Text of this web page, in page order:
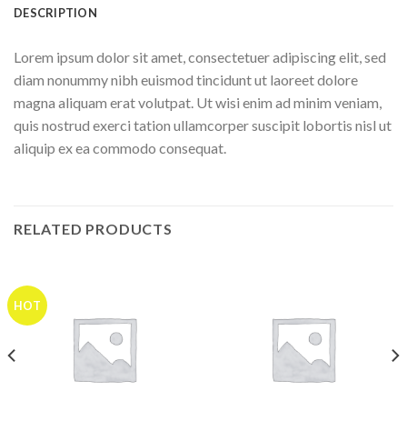
DESCRIPTION
Lorem ipsum dolor sit amet, consectetuer adipiscing elit, sed
diam nonummy nibh euismod tincidunt ut laoreet dolore
magna aliquam erat volutpat. Ut wisi enim ad minim veniam,
quis nostrud exerci tation ullamcorper suscipit lobortis nisl ut
aliquip ex ea commodo consequat.
RELATED PRODUCTS
HOT